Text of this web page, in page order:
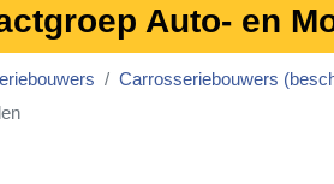
Auto- en
Carrosseriebouwers